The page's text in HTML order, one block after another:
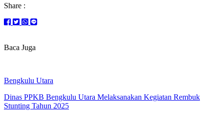
Share :
Baca Juga
Bengkulu Utara
Dinas PPKB Bengkulu Utara Melaksanakan Kegiatan Rembuk
Stunting Tahun 2025